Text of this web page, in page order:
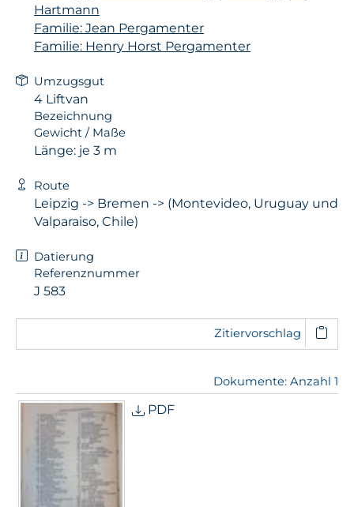
Hartmann
Familie: Jean Pergamenter
Familie: Henry Horst Pergamenter
Umzugsgut
4 Liftvan
Bezeichnung
Gewicht / Maße
Länge: je 3 m
Route
Leipzig -> Bremen -> (Montevideo, Uruguay und
Valparaiso, Chile)
Datierung
Referenznummer
J 583
Zitiervorschlag
Dokumente: Anzahl 1
PDF